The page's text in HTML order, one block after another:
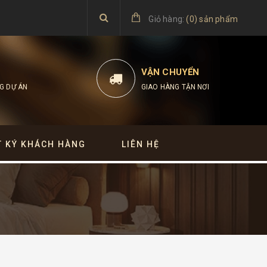
Giỏ hàng: (0)sản phẩm
DỰ ÁN
VẬN CHUYỂN
GIAO HÀNG TẬN NƠI
KÝ KHÁCH HÀNG LIÊN HỆ